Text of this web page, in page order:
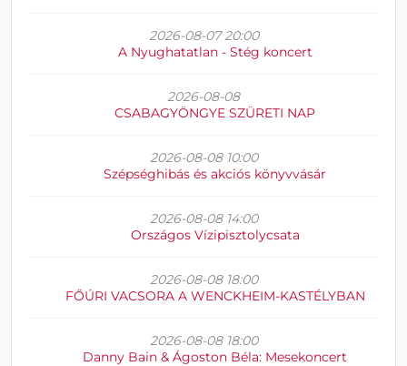
2026-08-07 20:00
A Nyughatatlan - Stég koncert
2026-08-08
CSABAGYÖNGYE SZÜRETI NAP
2026-08-08 10:00
Szépséghibás és akciós könyvvásár
2026-08-08 14:00
Országos Vízipisztolycsata
2026-08-08 18:00
FŐÚRI VACSORA A WENCKHEIM-KASTÉLYBAN
2026-08-08 18:00
Danny Bain & Ágoston Béla: Mesekoncert